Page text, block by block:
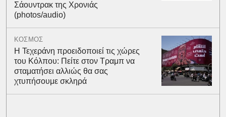
Σάουντρακ της Χρονιάς
(photos/audio)
ΚΟΣΜΟΣ
Η Τεχεράνη προειδοποιεί τις χώρες
του Κόλπου: Πείτε στον Τραμπ να
σταματήσει αλλιώς θα σας
χτυπήσουμε σκληρά